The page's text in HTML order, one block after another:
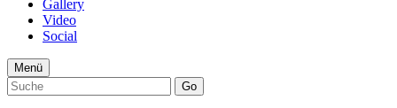
Gallery
Video
Social
Menü
Go